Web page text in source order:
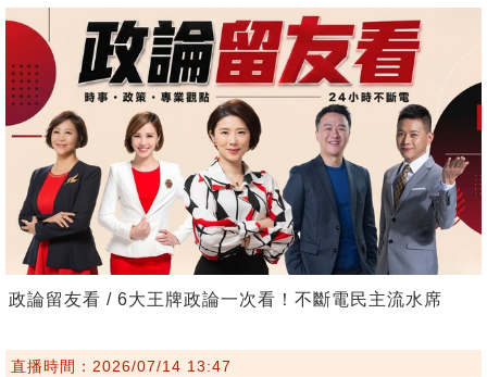
政論留友看 / 6大王牌政論一次看！不斷電民主流水席
直播時間：2026/07/14 13:47